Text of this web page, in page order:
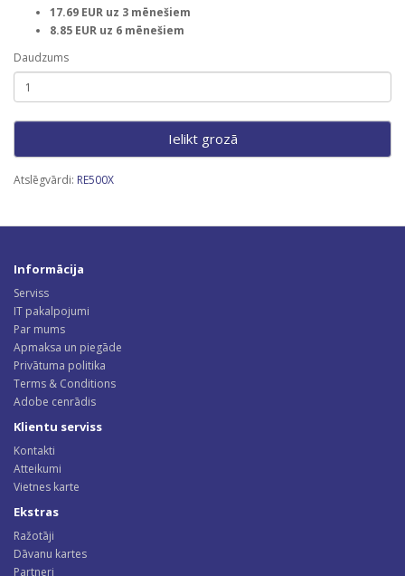
17.69 EUR uz 3 mēnešiem
8.85 EUR uz 6 mēnešiem
Daudzums
Ielikt grozā
Atslēgvārdi: RE500X
Informācija
Serviss
IT pakalpojumi
Par mums
Apmaksa un piegāde
Privātuma politika
Terms & Conditions
Adobe cenrādis
Klientu serviss
Kontakti
Atteikumi
Vietnes karte
Ekstras
Ražotāji
Dāvanu kartes
Partneri